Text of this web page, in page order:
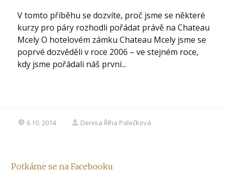
V tomto příběhu se dozvíte, proč jsme se některé
kurzy pro páry rozhodli pořádat právě na Chateau
Mcely O hotelovém zámku Chateau Mcely jsme se
poprvé dozvěděli v roce 2006 – ve stejném roce,
kdy jsme pořádali náš první...
6.10. 2014 Denisa Říha Palečková
Potkáme se na Facebooku